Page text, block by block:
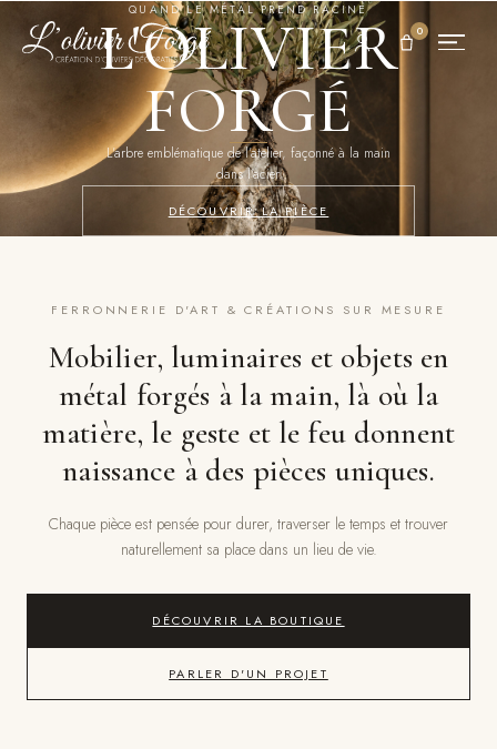
0
QUAND LE MÉTAL PREND RACINE
L'OLIVIER
FORGÉ
L'arbre emblématique de l'atelier, façonné à la main
dans l'acier.
DÉCOUVRIR LA PIÈCE
↓
FERRONNERIE D'ART & CRÉATIONS SUR MESURE
Mobilier, luminaires et objets en
métal forgés à la main, là où la
matière, le geste et le feu donnent
naissance à des pièces uniques.
Chaque pièce est pensée pour durer, traverser le temps et trouver
naturellement sa place dans un lieu de vie.
DÉCOUVRIR LA BOUTIQUE
PARLER D'UN PROJET